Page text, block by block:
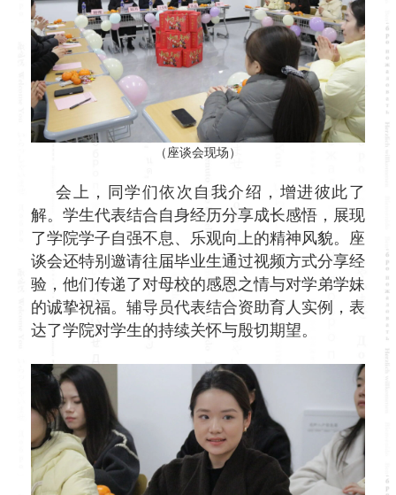
（座谈会现场）
会上，同学们依次自我介绍，增进彼此了
解。学生代表结合自身经历分享成长感悟，展现
了学院学子自强不息、乐观向上的精神风貌。 座
谈会还特别邀请往届毕业生通过视频方式分享经
验，他们传递了对母校的感恩之情与对学弟学妹
的诚挚祝福。辅导员代表结合资助育人实例，表
达了学院对学生的持续关怀与殷切期望。